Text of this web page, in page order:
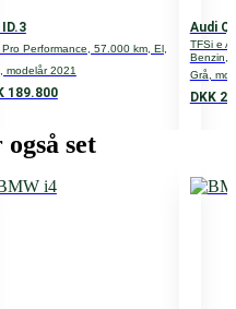
Pro Performance, 57.000 km, El,
modelår 2021
189.800
Audi
TFSi e
Benzin,
Grå,
DKK
set